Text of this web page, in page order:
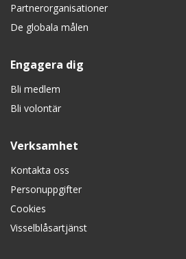
Partnerorganisationer
De globala målen
Engagera dig
Bli medlem
Bli volontär
Verksamhet
Kontakta oss
Personuppgifter
Cookies
Visselblåsartjänst